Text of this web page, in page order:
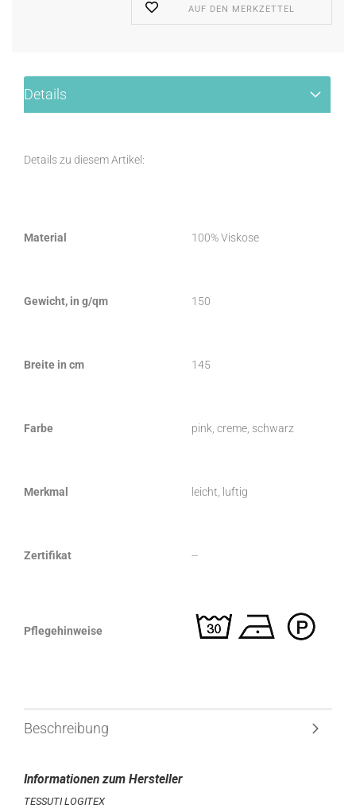
AUF DEN MERKZETTEL
Details
Details zu diesem Artikel:
Material 100% Viskose
Gewicht, in g/qm 150
Breite in cm 145
Farbe pink, creme, schwarz
Merkmal leicht, luftig
Zertifikat --
Pflegehinweise
Beschreibung
TESSUTI LOGITEX